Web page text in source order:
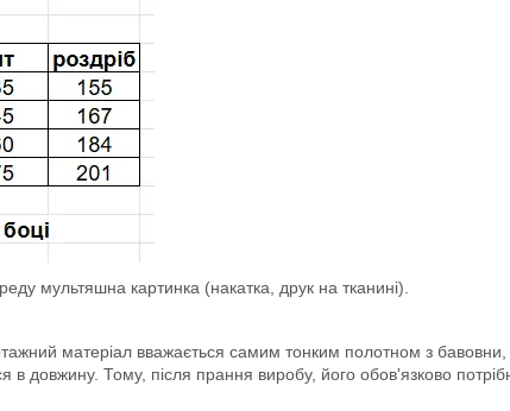
мультяшна картинка (накатка, друк на тканині).
матеріал вважається самим тонким полотном з
в довжину. Тому, після прання виробу, його обов'язково